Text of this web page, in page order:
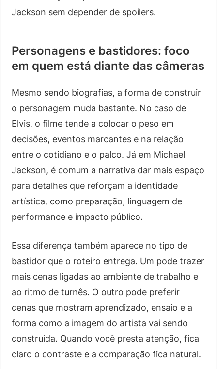
Jackson sem depender de spoilers.
Personagens e bastidores: foco
em quem está diante das câmeras
Mesmo sendo biografias, a forma de construir
o personagem muda bastante. No caso de
Elvis, o filme tende a colocar o peso em
decisões, eventos marcantes e na relação
entre o cotidiano e o palco. Já em Michael
Jackson, é comum a narrativa dar mais espaço
para detalhes que reforçam a identidade
artística, como preparação, linguagem de
performance e impacto público.
Essa diferença também aparece no tipo de
bastidor que o roteiro entrega. Um pode trazer
mais cenas ligadas ao ambiente de trabalho e
ao ritmo de turnês. O outro pode preferir
cenas que mostram aprendizado, ensaio e a
forma como a imagem do artista vai sendo
construída. Quando você presta atenção, fica
claro o contraste e a comparação fica natural.